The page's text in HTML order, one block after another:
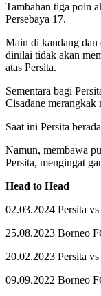
Tambahan tiga poin
Persebaya 17.
Main di kandang dan
dinilai tidak akan
atas Persita.
Sementara bagi
Cisadane merangkak
Saat ini Persita
Namun, membawa
Persita, mengingat
Head to Head
02.03.2024 Persita
25.08.2023 Borneo
20.02.2023 Persita
09.09.2022 Borneo